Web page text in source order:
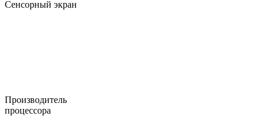
Сенсорный экран
Производитель
процессора